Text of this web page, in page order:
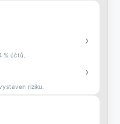
›
% účtů.
›
riziku.